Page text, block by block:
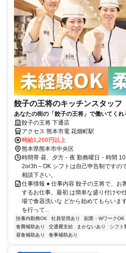
餃子の王将のキッチンスタッフ
あなたの街の「餃子の王将」で働いてくれ
餃子の王将 下通店
アクセス 熊本市電 花畑町駅
時給1,200円以上
熊本県熊本市中央区
時間帯 昼、夕方・夜 勤務曜日・時間
2or3h～OK シフトは自己申告制ですの
相談下さい。
仕事情報 ● 仕事内容 餃子の王将で、お
するお仕事。最初 は簡単な盛り付けや
場で食器洗いな どから始めてもらいま
を行って...
扶養内勤務OK 社員登用あり 副業・WワークOK
食費補助あり
交通費支給 まかないあり シフト
昼食補助あり
食事補助あり